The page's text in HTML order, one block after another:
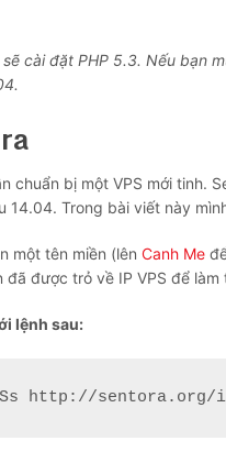
cài đặt PHP 5.3. Nếu bạn
chuẩn bị một VPS mới tinh.
14.04. Trong bài viết này
một tên miền (lên Canh Me
đã được trỏ về IP VPS để
lệnh sau:
http://